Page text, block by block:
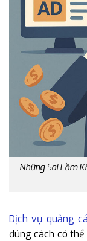
Những Sai Lầm
Dịch vụ quảng
đúng cách có